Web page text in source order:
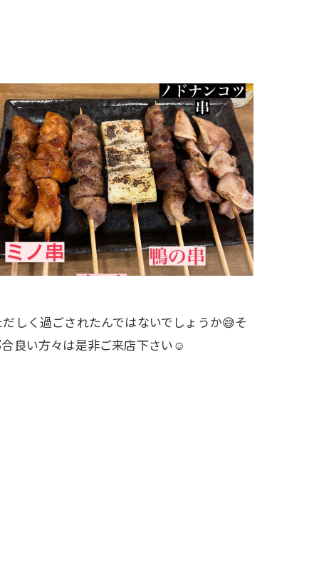
しく過ごされたんではないでしょうか😅そ
良い方々は是非ご来店下さい☺️